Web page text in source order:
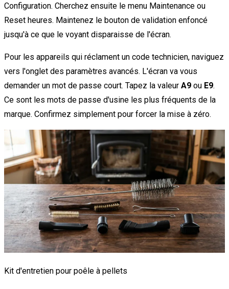
Configuration. Cherchez ensuite le menu Maintenance ou
Reset heures. Maintenez le bouton de validation enfoncé
jusqu'à ce que le voyant disparaisse de l'écran.
Pour les appareils qui réclament un code technicien, naviguez
vers l'onglet des paramètres avancés. L'écran va vous
demander un mot de passe court. Tapez la valeur A9 ou E9.
Ce sont les mots de passe d'usine les plus fréquents de la
marque. Confirmez simplement pour forcer la mise à zéro.
Kit d'entretien pour poêle à pellets